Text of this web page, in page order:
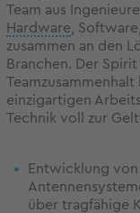
Team aus
Hardware ,
zusammen an den
Branchen. Der
einzigartigen
Technik voll zur
Entwicklung
über tragfähige